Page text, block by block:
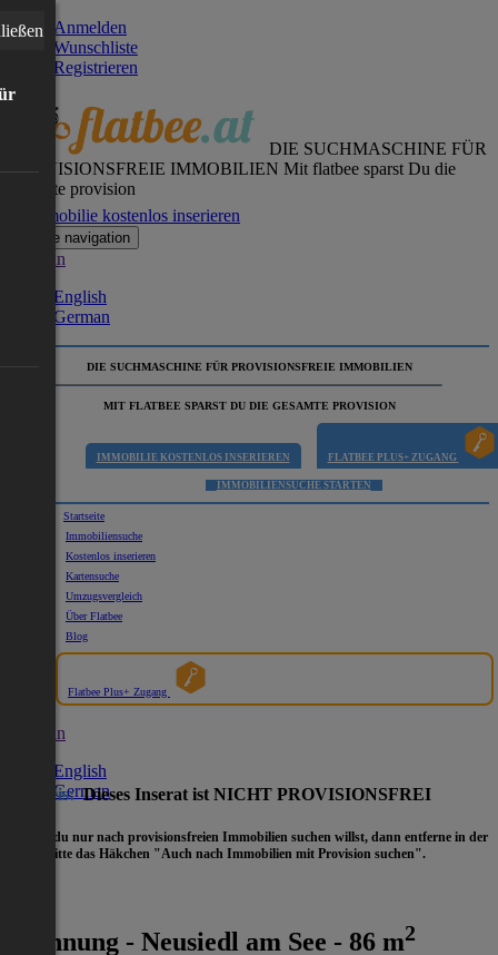
Anmelden
Wunschliste
Registrieren
DIE SUCHMASCHINE FÜR
PROVISIONSFREIE IMMOBILIEN Mit flatbee sparst Du die
gesamte provision
Immobilie kostenlos inserieren
Toggle navigation
German
English
German
DIE SUCHMASCHINE FÜR PROVISIONSFREIE IMMOBILIEN
MIT FLATBEE SPARST DU DIE GESAMTE PROVISION
IMMOBILIE KOSTENLOS INSERIEREN FLATBEE PLUS+ ZUGANG
IMMOBILIENSUCHE STARTEN
Startseite
Immobiliensuche
Kostenlos inserieren
Kartensuche
Umzugsvergleich
Über Flatbee
Blog
Flatbee Plus+ Zugang
German
English
German
Hinweis:Dieses Inserat ist NICHT PROVISIONSFREI
- Wenn du nur nach provisionsfreien Immobilien suchen willst, dann entferne in der
bitte das Häkchen "Auch nach Immobilien mit Provision suchen".
Wohnung - Neusiedl am See - 86 m2